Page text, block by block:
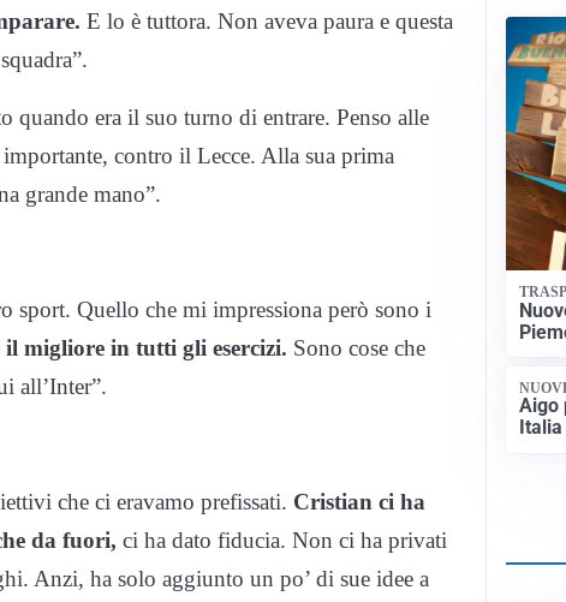
E lo è tuttora. Non aveva paura e questa
quando era il suo turno di entrare. Penso alle
contro il Lecce. Alla sua prima
grande mano”.
sport. Quello che mi impressiona però sono i
il migliore in tutti gli esercizi. Sono cose che
all’Inter”.
che ci eravamo prefissati. Cristian ci ha
da fuori, ci ha dato fiducia. Non ci ha privati
Anzi, ha solo aggiunto un po’ di sue idee a
Aigo
Italia